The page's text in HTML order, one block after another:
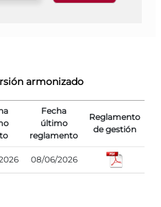
armonizado
Fecha
último
reglamento
Reglamento
de gestión
08/06/2026